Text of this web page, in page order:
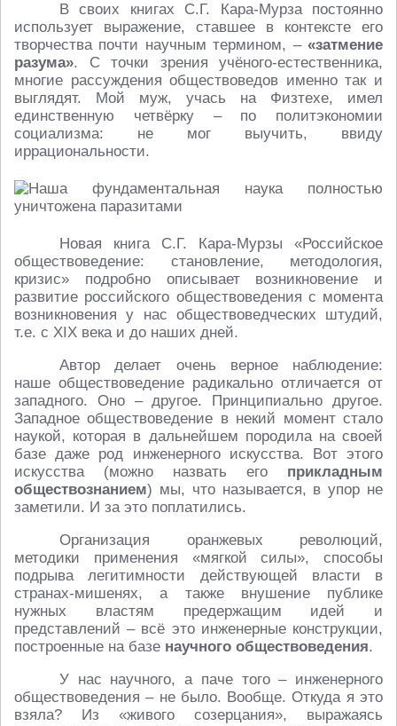
В своих книгах С.Г. Кара-Мурза постоянно
использует выражение, ставшее в контексте его
творчества почти научным термином, – «затмение
разума». С точки зрения учёного-естественника,
многие рассуждения обществоведов именно так и
выглядят. Мой муж, учась на Физтехе, имел
единственную четвёрку – по политэкономии
социализма: не мог выучить, ввиду
иррациональности.
Новая книга С.Г. Кара-Мурзы «Российское
обществоведение: становление, методология,
кризис» подробно описывает возникновение и
развитие российского обществоведения с момента
возникновения у нас обществоведческих штудий,
т.е. с XIX века и до наших дней.
Автор делает очень верное наблюдение:
наше обществоведение радикально отличается от
западного. Оно – другое. Принципиально другое.
Западное обществоведение в некий момент стало
наукой, которая в дальнейшем породила на своей
базе даже род инженерного искусства. Вот этого
искусства (можно назвать его прикладным
обществознанием) мы, что называется, в упор не
заметили. И за это поплатились.
Организация оранжевых революций,
методики применения «мягкой силы», способы
подрыва легитимности действующей власти в
странах-мишенях, а также внушение публике
нужных властям предержащим идей и
представлений – всё это инженерные конструкции,
построенные на базе научного обществоведения.
У нас научного, а паче того – инженерного
обществоведения – не было. Вообще. Откуда я это
взяла? Из «живого созерцания», выражаясь